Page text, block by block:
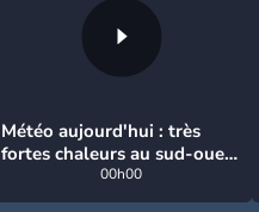
Météo aujourd'hui : très
fortes chaleurs au sud-ouest
avant des orages, jusqu'à
39°C
00h00